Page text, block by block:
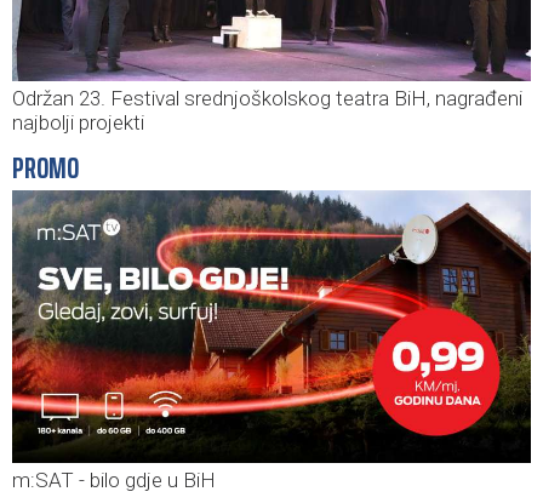
Održan 23. Festival srednjoškolskog teatra BiH, nagrađeni
najbolji projekti
PROMO
m:SAT - bilo gdje u BiH